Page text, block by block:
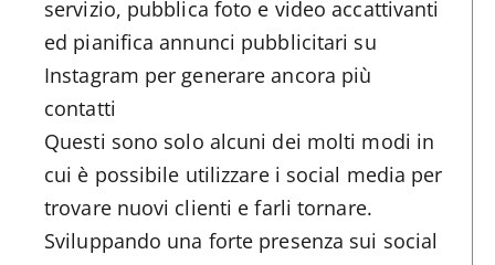
servizio, pubblica foto e video accattivanti
ed pianifica annunci pubblicitari su
Instagram per generare ancora più
contatti
Questi sono solo alcuni dei molti modi in
cui è possibile utilizzare i social media per
trovare nuovi clienti e farli tornare.
Sviluppando una forte presenza sui social